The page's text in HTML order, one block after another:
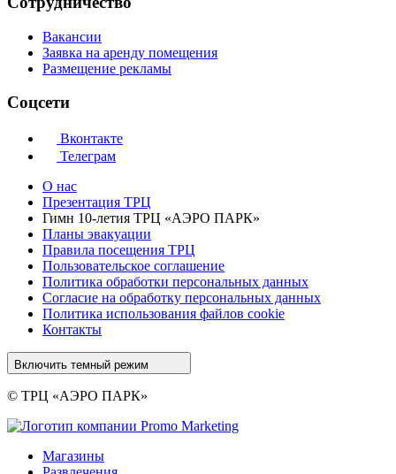
Вакансии
Заявка на аренду помещения
Размещение рекламы
Соцсети
Вконтакте
Телеграм
О нас
Презентация ТРЦ
Гимн 10-летия ТРЦ «АЭРО ПАРК»
Планы эвакуации
Правила посещения ТРЦ
Пользовательское соглашение
Политика обработки персональных данных
Cогласие на обработку персональных данных
Политика использования файлов cookie
Контакты
Включить темный режим
© ТРЦ «АЭРО ПАРК»
Магазины